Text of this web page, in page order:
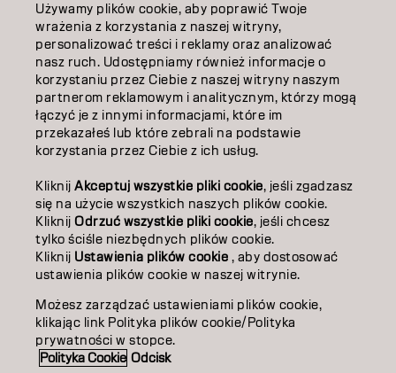
EDUKACJA
O NAS
ZOSTAŃ PARTNEREM
SKONTAKTUJ SIĘ Z NAMI
KontaktPolityka prywatności
Polityka dotycząca plików cookieWarunki użytkowania
Dostępność
Zaangażowanie na rzecz zrównoważonego rozwoju
PO | Polish
Używamy plików cookie, aby poprawić Twoje
wrażenia z korzystania z naszej witryny,
personalizować treści i reklamy oraz analizować
nasz ruch. Udostępniamy również informacje o
korzystaniu przez Ciebie z naszej witryny naszym
partnerom reklamowym i analitycznym, którzy mogą
łączyć je z innymi informacjami, które im
przekazałeś lub które zebrali na podstawie
korzystania przez Ciebie z ich usług.
KliknijAkceptuj wszystkie pliki cookie, jeśli zgadzasz
się na użycie wszystkich naszych plików cookie.
KliknijOdrzuć wszystkie pliki cookie, jeśli chcesz
tylko ściśle niezbędnych plików cookie.
Kliknij Ustawienia plików cookie , aby dostosować
ustawienia plików cookie w naszej witrynie.
Możesz zarządzać ustawieniami plików cookie,
klikając link Polityka plików cookie/Polityka
prywatności w stopce.
Polityka Cookie Odcisk